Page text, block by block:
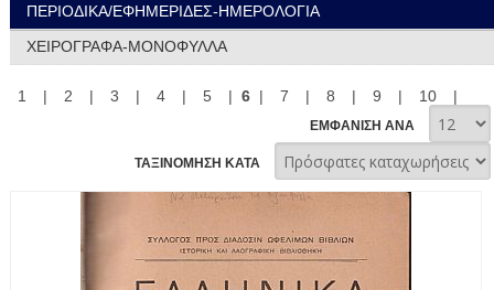
ΠΕΡΙΟΔΙΚΑ/ΕΦΗΜΕΡΙΔΕΣ-ΗΜΕΡΟΛΟΓΙΑ
ΧΕΙΡΟΓΡΑΦΑ-ΜΟΝΟΦΥΛΛΑ
1 | 2 | 3 | 4 | 5 | 6| 7 | 8 | 9 | 10 |
ΕΜΦΑΝΙΣΗ ΑΝΑ
ΤΑΞΙΝΟΜΗΣΗ ΚΑΤΑ